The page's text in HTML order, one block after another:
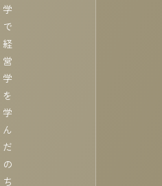
学
で
経
営
学
を
学
ん
だ
の
ち